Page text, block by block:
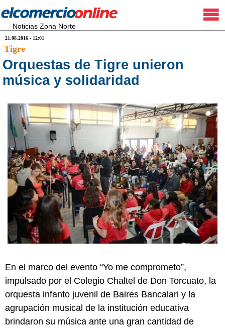
Noticias Zona Norte
21.08.2016 - 12:01
Tigre
Orquestas de Tigre unieron
música y solidaridad
En el marco del evento “Yo me comprometo”,
impulsado por el Colegio Chaltel de Don Torcuato, la
orquesta infanto juvenil de Baires Bancalari y la
agrupación musical de la institución educativa
brindaron su música ante una gran cantidad de